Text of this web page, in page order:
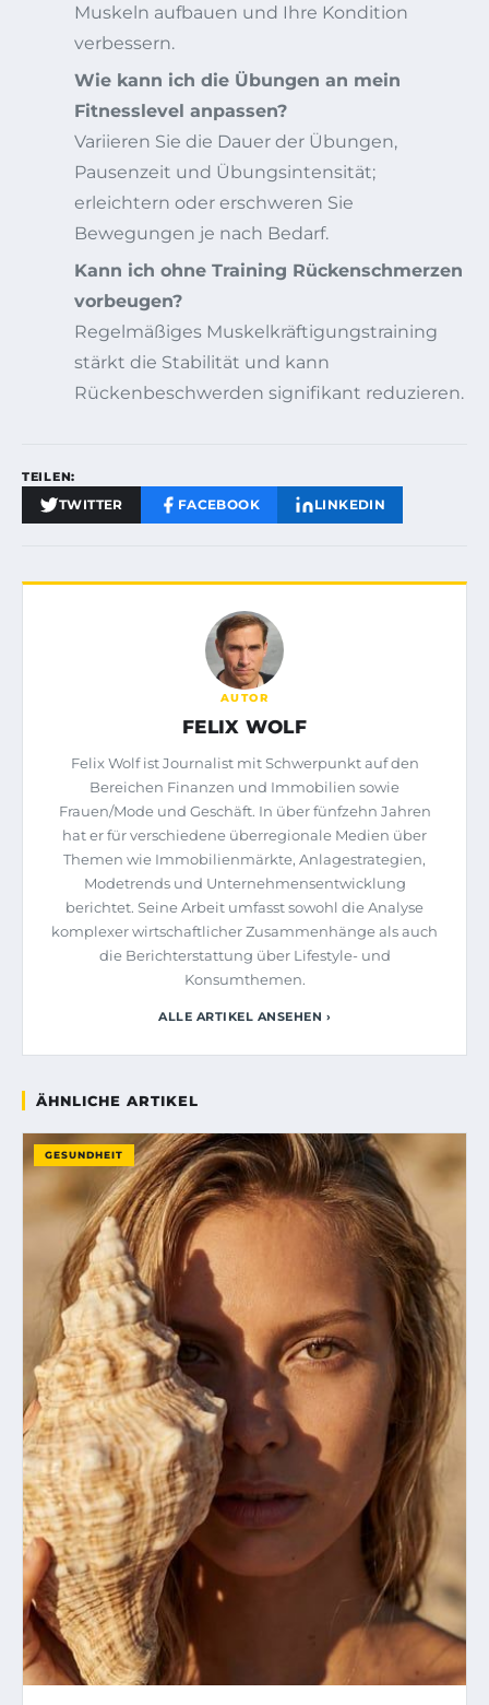
Muskeln aufbauen und Ihre Kondition
verbessern.
Wie kann ich die Übungen an mein
Fitnesslevel anpassen?
Variieren Sie die Dauer der Übungen,
Pausenzeit und Übungsintensität;
erleichtern oder erschweren Sie
Bewegungen je nach Bedarf.
Kann ich ohne Training Rückenschmerzen
vorbeugen?
Regelmäßiges Muskelkräftigungstraining
stärkt die Stabilität und kann
Rückenbeschwerden signifikant reduzieren.
TEILEN:
TWITTER FACEBOOK LINKEDIN
AUTOR
FELIX WOLF
Felix Wolf ist Journalist mit Schwerpunkt auf den
Bereichen Finanzen und Immobilien sowie
Frauen/Mode und Geschäft. In über fünfzehn Jahren
hat er für verschiedene überregionale Medien über
Themen wie Immobilienmärkte, Anlagestrategien,
Modetrends und Unternehmensentwicklung
berichtet. Seine Arbeit umfasst sowohl die Analyse
komplexer wirtschaftlicher Zusammenhänge als auch
die Berichterstattung über Lifestyle- und
Konsumthemen.
ALLE ARTIKEL ANSEHEN ›
ÄHNLICHE ARTIKEL
GESUNDHEIT